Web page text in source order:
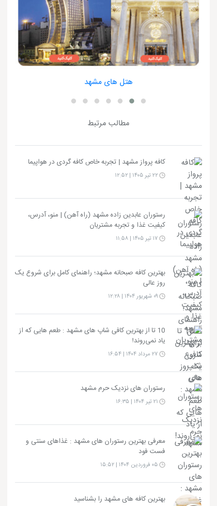
هتل های مشهد
مطالب مرتبط
کافه پرواز مشهد | تجربه خاص کافه گردی در هواپیما
رستوران عابدین زاده مشهد (راه آهن) | منو، آدرس،
کیفیت غذا و تجربه مشتریان
بهترین کافه صبحانه مشهد؛ راهنمای کامل برای شروع یک
روز عالی
10 تا از بهترین کافی شاپ های مشهد : طعم هایی که از
یاد نمی‌روند!
رستوران های نزدیک حرم مشهد
معرفی بهترین رستوران های مشهد : غذاهای سنتی و
فست‌ فود
بهترین کافه های مشهد را بشناسید